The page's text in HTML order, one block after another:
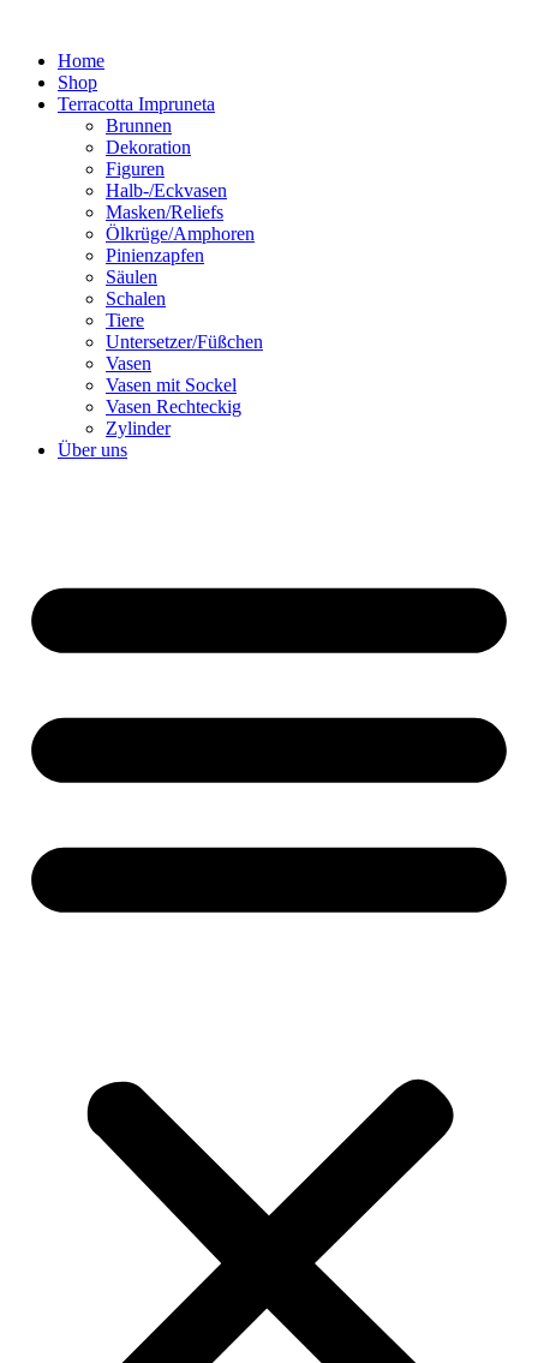
springenHome
Shop
Terracotta Impruneta
Brunnen
Dekoration
Figuren
Halb-/Eckvasen
Masken/Reliefs
Ölkrüge/Amphoren
Pinienzapfen
Säulen
Schalen
Tiere
Untersetzer/Füßchen
Vasen
Vasen mit Sockel
Vasen Rechteckig
Zylinder
Über uns